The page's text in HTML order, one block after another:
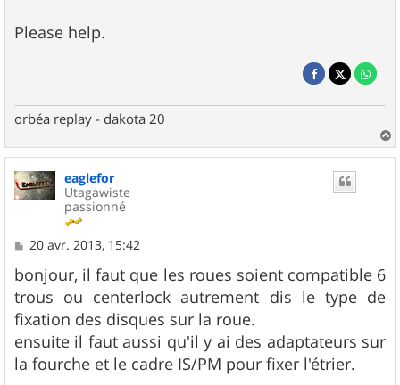
Please help.
orbéa replay - dakota 20
a
u
eaglefor
Utagawiste
passionné
M
s
s
a
g
e
20 avr. 2013, 15:42
bonjour, il faut que les roues soient compatible 6
trous ou centerlock autrement dis le type de
fixation des disques sur la roue.
ensuite il faut aussi qu'il y ai des adaptateurs sur
la fourche et le cadre IS/PM pour fixer l'étrier.